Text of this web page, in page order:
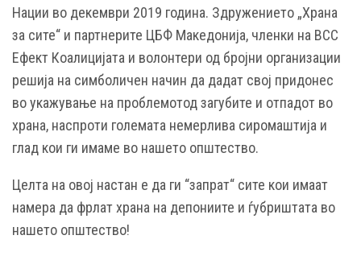
Нации во декември 2019 година. Здружението „Храна
за сите“ и партнерите ЦБФ Македонија, членки на ВСС
Ефект Коалицијата и волонтери од бројни организации
решија на симболичен начин да дадат свој придонес
во укажување на проблемотод загубите и отпадот во
храна, наспроти големата немерлива сиромаштија и
глад кои ги имаме во нашето општество.
Целта на овој настан е да ги “запрат“ сите кои имаат
намера да фрлат храна на депониите и ѓубриштата во
нашето општество!